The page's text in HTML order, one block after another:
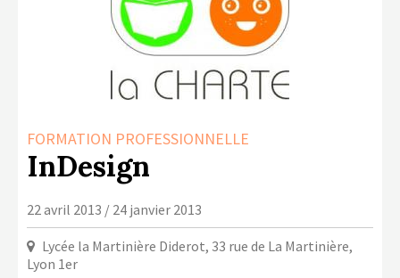
LA COPIE PRIVÉE
NUMÉRIQUE
LA CULTURE AVEC LA COPIE
PRIVÉE
FORMATION PROFESSIONNELLE
InDesign
22 avril 2013 / 24 janvier 2013
Lycée la Martinière Diderot, 33 rue de La Martinière,
Lyon 1er